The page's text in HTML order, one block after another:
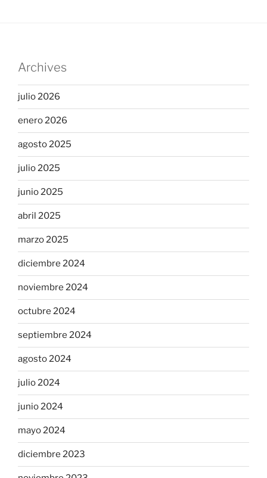
Archives
julio 2026
enero 2026
agosto 2025
julio 2025
junio 2025
abril 2025
marzo 2025
diciembre 2024
noviembre 2024
octubre 2024
septiembre 2024
agosto 2024
julio 2024
junio 2024
mayo 2024
diciembre 2023